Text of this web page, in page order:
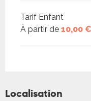
Tarif Enfant
À partir de 10,00 €
Localisation